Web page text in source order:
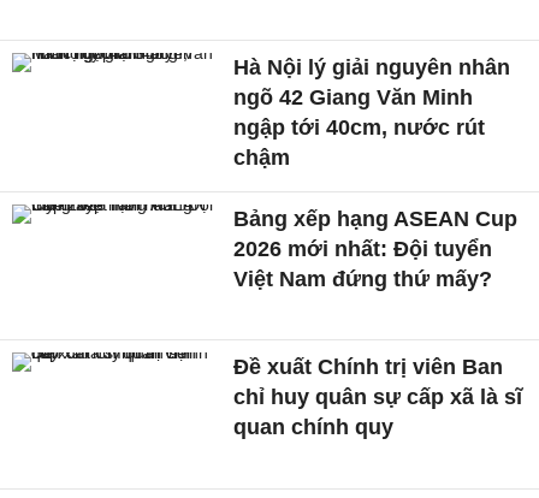
Hà Nội lý giải nguyên nhân
ngõ 42 Giang Văn Minh
ngập tới 40cm, nước rút
chậm
Bảng xếp hạng ASEAN Cup
2026 mới nhất: Đội tuyển
Việt Nam đứng thứ mấy?
Đề xuất Chính trị viên Ban
chỉ huy quân sự cấp xã là sĩ
quan chính quy